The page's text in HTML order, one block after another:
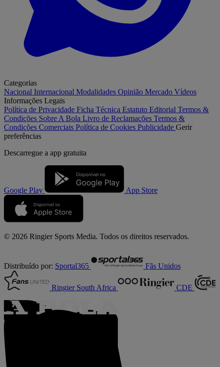
Categorias
Nacional Internacional Modalidades Opinião Mercado Vídeos
Informações Legais
Política de Privacidade Ficha Técnica Estatuto Editorial Termos &
Condições Sobre A Bola Livro de Reclamações Termos &
Condições Comerciais Política de Cookies Publicidade Gerir
preferências
Descarregue a app gratuita
Google Play App Store
© 2026 Ringier Sports Media. Todos os direitos reservados.
Distribuído por: Sportal365 Fãs Unidos
Ringier South Africa CDE